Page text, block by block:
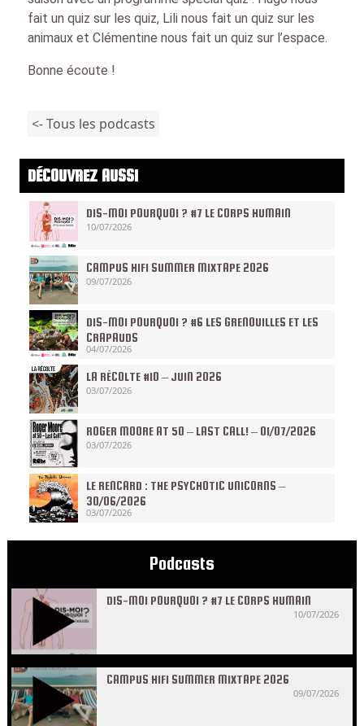
fait un quiz sur les quiz, Lili nous fait un quiz sur les
animaux et Clémentine nous fait un quiz sur l’espace.
Bonne écoute !
<- Tous les podcasts
DÉCOUVREZ AUSSI
DIS-MOI POURQUOI ? #7 LE CORPS HUMAIN
10/07/2026
CAMPUS HIFI SUMMER MIXTAPE 2026
09/07/2026
DIS-MOI POURQUOI ? #6 LES GRENOUILLES ET LES
CRAPAUDS
04/07/2026
LA RÉCOLTE #10 – JUIN 2026
03/07/2026
ROGER MOORE AT 50 – LAST CALL! – 01/07/2026
03/07/2026
LE RENCARD : THE PSYCHOTIC UNICORNS –
30/06/2026
03/07/2026
Podcasts
DIS-MOI POURQUOI ? #7 LE CORPS HUMAIN
10/07/2026
CAMPUS HIFI SUMMER MIXTAPE 2026
09/07/2026